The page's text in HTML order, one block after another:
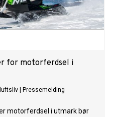
for motorferdsel i
Pressemelding
motorferdsel i utmark bør